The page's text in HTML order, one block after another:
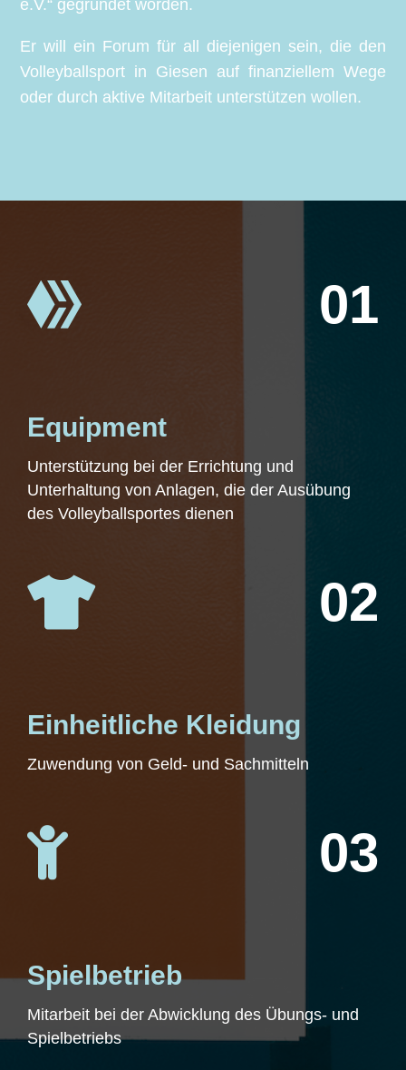
e.V.“ gegründet worden.
Er will ein Forum für all diejenigen sein, die den
Volleyballsport in Giesen auf finanziellem Wege
oder durch aktive Mitarbeit unterstützen wollen.
 01
Equipment
Unterstützung bei der Errichtung und
Unterhaltung von Anlagen, die der Ausübung
des Volleyballsportes dienen
 02
Einheitliche Kleidung
Zuwendung von Geld- und Sachmitteln
 03
Spielbetrieb
Mitarbeit bei der Abwicklung des Übungs- und
Spielbetriebs